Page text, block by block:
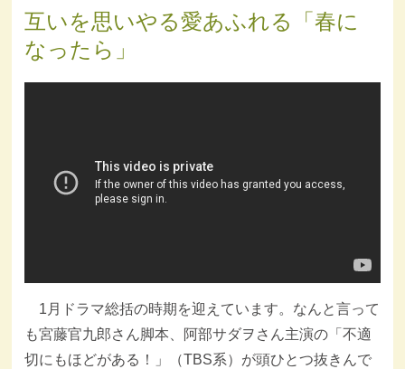
互いを思いやる愛あふれる「春に
なったら」
1月ドラマ総括の時期を迎えています。なんと言って
も宮藤官九郎さん脚本、阿部サダヲさん主演の「不適
切にもほどがある！」（TBS系）が頭ひとつ抜きんで